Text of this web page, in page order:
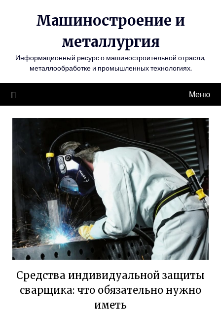
Машиностроение и
металлургия
Информационный ресурс о машиностроительной отрасли,
металлообработке и промышленных технологиях.
Меню
Средства индивидуальной защиты
сварщика: что обязательно нужно
иметь